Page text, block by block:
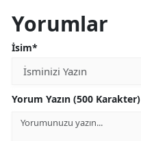
Yorumlar
İsim*
Yorum Yazın (500 Karakter)